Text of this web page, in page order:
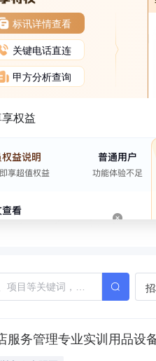
标讯详情查看
关键电话直连
甲方分析查询
权益
服务管理专业实训用品设